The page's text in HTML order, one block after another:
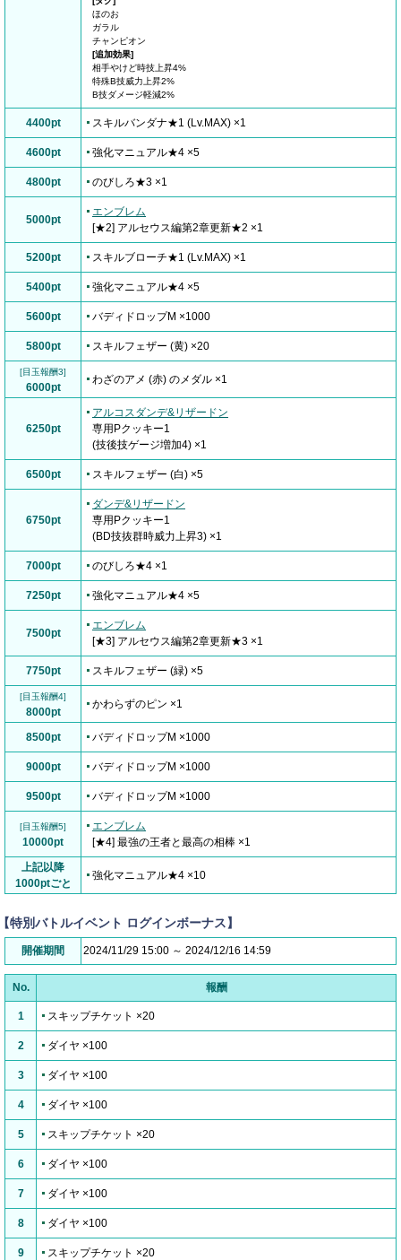
ほのお
ガラル
チャンピオン
[追加効果]
相手やけど時技上昇4%
特殊B技威力上昇2%
B技ダメージ軽減2%
4400pt スキルバンダナ★1 (Lv.MAX) ×1
4600pt 強化マニュアル★4 ×5
4800pt のびしろ★3 ×1
5000pt
エンブレム
[★2] アルセウス編第2章更新★2 ×1
5200pt スキルブローチ★1 (Lv.MAX) ×1
5400pt 強化マニュアル★4 ×5
5600pt バディドロップM ×1000
5800pt スキルフェザー (黄) ×20
[目玉報酬3]
6000pt
わざのアメ (赤) のメダル ×1
6250pt
アルコスダンデ&リザードン
専用Pクッキー1
(技後技ゲージ増加4) ×1
6500pt スキルフェザー (白) ×5
6750pt
ダンデ&リザードン
専用Pクッキー1
(BD技抜群時威力上昇3) ×1
7000pt のびしろ★4 ×1
7250pt 強化マニュアル★4 ×5
7500pt
エンブレム
[★3] アルセウス編第2章更新★3 ×1
7750pt スキルフェザー (緑) ×5
[目玉報酬4]
8000pt
かわらずのピン ×1
8500pt バディドロップM ×1000
9000pt バディドロップM ×1000
9500pt バディドロップM ×1000
[目玉報酬5]
10000pt
エンブレム
[★4] 最強の王者と最高の相棒 ×1
上記以降
1000ptごと
強化マニュアル★4 ×10
特別バトルイベント ログインボーナス】
開催期間 2024/11/29 15:00 ～ 2024/12/16 14:59
No. 報酬
1 スキップチケット ×20
2 ダイヤ ×100
3 ダイヤ ×100
4 ダイヤ ×100
5 スキップチケット ×20
6 ダイヤ ×100
7 ダイヤ ×100
8 ダイヤ ×100
9 スキップチケット ×20